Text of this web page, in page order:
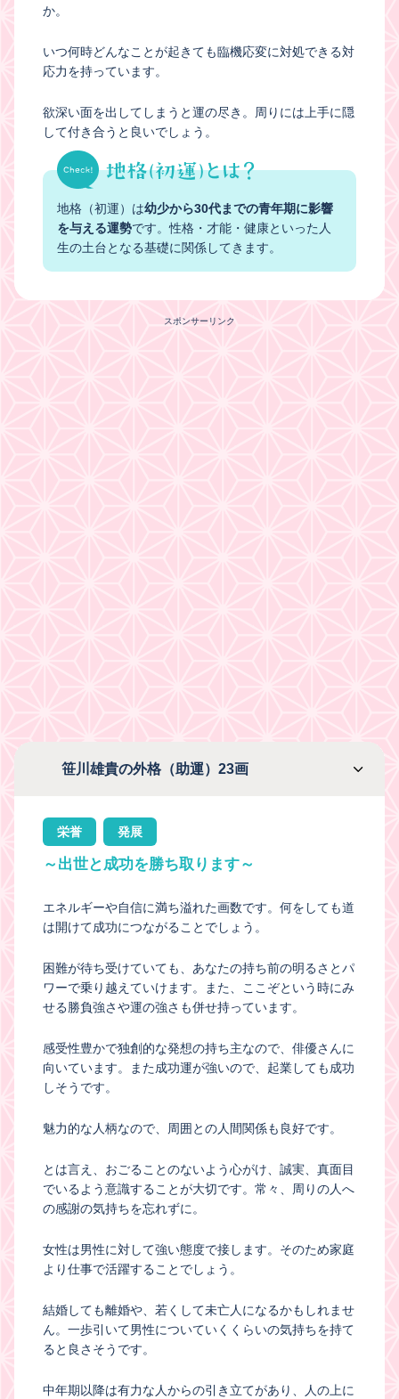
か。
いつ何時どんなことが起きても臨機応変に対処できる対
応力を持っています。
欲深い面を出してしまうと運の尽き。周りには上手に隠
して付き合うと良いでしょう。
地格（初運）は幼少から30代までの青年期に影響
を与える運勢です。性格・才能・健康といった人
生の土台となる基礎に関係してきます。
スポンサーリンク
笹川雄貴の外格（助運）23画
栄誉 発展
～出世と成功を勝ち取ります～
エネルギーや自信に満ち溢れた画数です。何をしても道
は開けて成功につながることでしょう。
困難が待ち受けていても、あなたの持ち前の明るさとパ
ワーで乗り越えていけます。また、ここぞという時にみ
せる勝負強さや運の強さも併せ持っています。
感受性豊かで独創的な発想の持ち主なので、俳優さんに
向いています。また成功運が強いので、起業しても成功
しそうです。
魅力的な人柄なので、周囲との人間関係も良好です。
とは言え、おごることのないよう心がけ、誠実、真面目
でいるよう意識することが大切です。常々、周りの人へ
の感謝の気持ちを忘れずに。
女性は男性に対して強い態度で接します。そのため家庭
より仕事で活躍することでしょう。
結婚しても離婚や、若くして未亡人になるかもしれませ
ん。一歩引いて男性についていくくらいの気持ちを持て
ると良さそうです。
中年期以降は有力な人からの引き立てがあり、人の上に